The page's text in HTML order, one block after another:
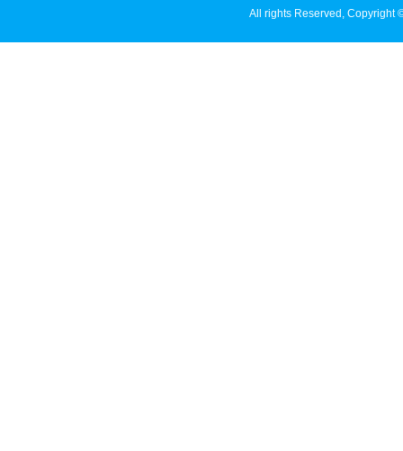
All rights Reserved, Copyright